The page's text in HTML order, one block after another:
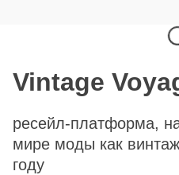
Vintage
ресейл-платформа,
мире моды как
году